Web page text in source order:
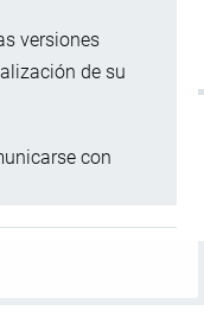
versiones
de su
con